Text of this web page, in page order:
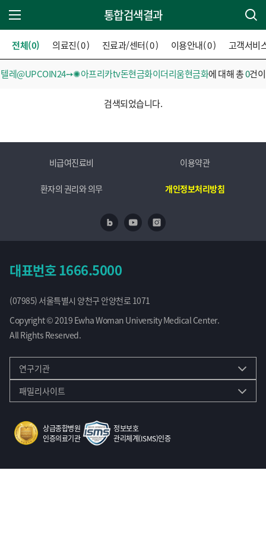
통합검색결과
전체(0) 의료진( 0 ) 진료과/센터( 0 ) 이용안내( 0 ) 고객서비
텔레@UPCOIN24➙✺아프리카tv돈현금화이더리움현금화에 대해 총0건이
검색되었습니다.
비급여진료비 이용약관
환자의 권리와 의무 개인정보처리방침
네이버 블로그
유투브
대표번호1666.5000
(07985) 서울특별시 양천구 안양천로 1071
Copyright © 2019 Ewha Woman University Medical Center.
All Rights Reserved.
연구기관
패밀리사이트
상급종합병원
인증의료기관
정보보호
관리체계(ISMS)인증